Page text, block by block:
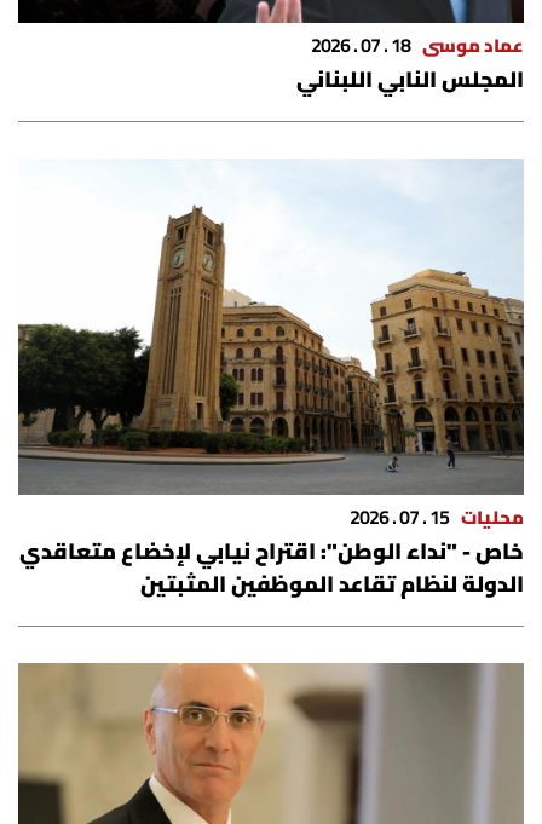
عماد موسى 18 . 07 . 2026
المجلس النابي اللبناني
محليات 15 . 07 . 2026
خاص - "نداء الوطن": اقتراح نيابي لإخضاع متعاقدي
الدولة لنظام تقاعد الموظفين المثبتين